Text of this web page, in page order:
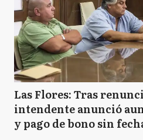
Las Flores: Tras
intendente anunció
y pago de bono sin